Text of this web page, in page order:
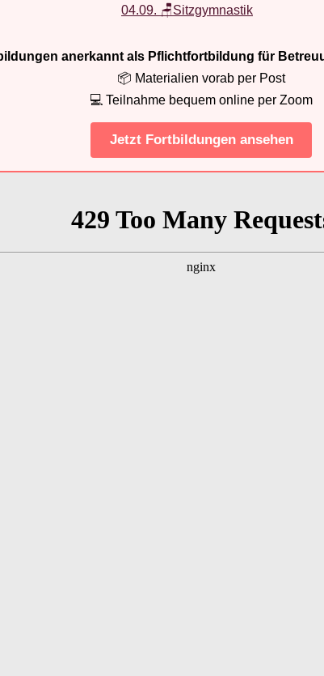
04.09. 🪑Sitzgymnastik
anerkannt als Pflichtfortbildung für
📦 Materialien vorab per Post
💻 Teilnahme bequem online per Zoom
Jetzt Fortbildungen ansehen